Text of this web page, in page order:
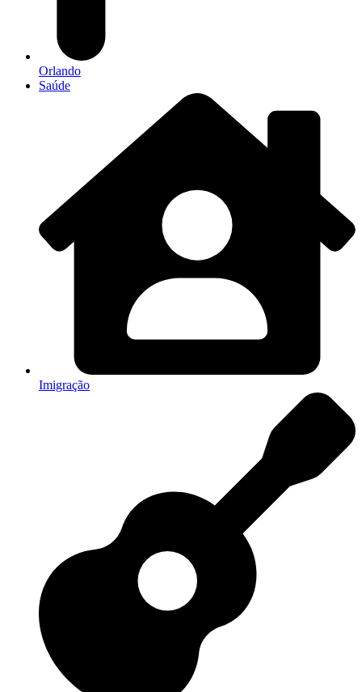
Orlando
Saúde
Imigração